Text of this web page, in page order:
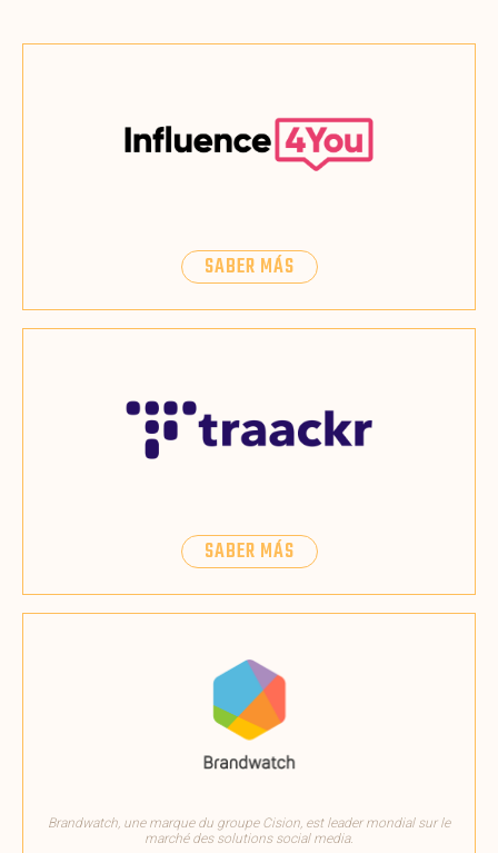
SABER MÁS
SABER MÁS
Brandwatch, une marque du groupe Cision, est leader mondial sur le
marché des solutions social media.